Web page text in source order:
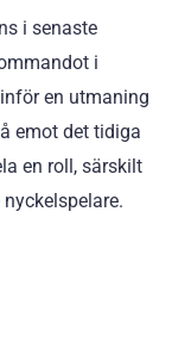
i senaste
i
en utmaning
emot det tidiga
en roll, särskilt